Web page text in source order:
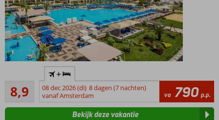
All
Inclusive
topper
8,9
Aanrader
91
beoordelingen
+
08 dec 2026 (di) 8 dagen (7 nachten)
vanaf Amsterdam
va 790 p.p.
Bekijk deze vakantie